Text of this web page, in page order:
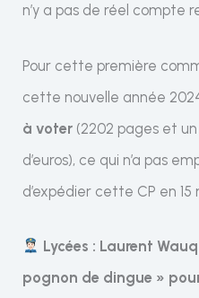
n’y a pas de réel compte
Pour cette première
cette nouvelle année
à voter (2202 pages et
d’euros), ce qui n’a pas
d’expédier cette CP en 15
Lycées : Laurent
pognon de dingue »